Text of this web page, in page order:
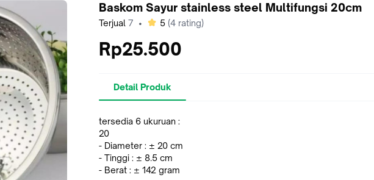
Baskom Sayur stainless steel Multifungsi 20cm
Terjual 7 • bintang
5 (4 rating)
Rp25.500
Detail Produk
tersedia 6 ukuruan :
20
- Diameter : ± 20 cm
- Tinggi : ± 8.5 cm
- Berat : ± 142 gram